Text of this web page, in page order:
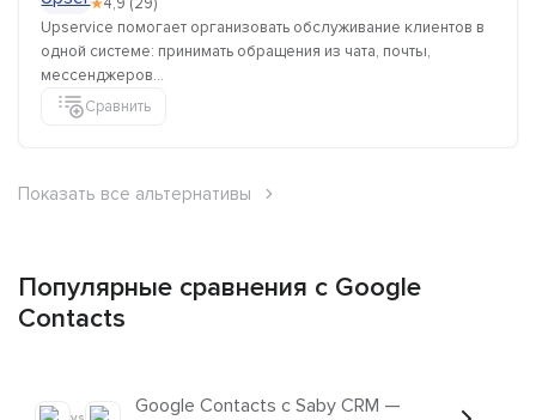
★4,9 (29)
Upservice помогает организовать обслуживание клиентов в
одной системе: принимать обращения из чата, почты,
мессенджеров...
Сравнить
Показать все альтернативы
Популярные сравнения с Google
Contacts
Google Contacts с Saby CRM —